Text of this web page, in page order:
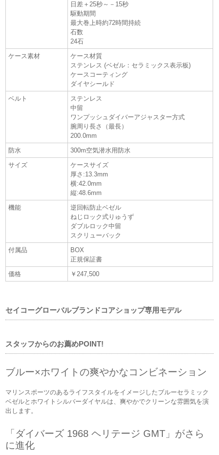
日差＋25秒～－15秒
駆動期間
最大巻上時約72時間持続
石数
24石
ケース素材
ケース材質
ステンレス (ベゼル：セラミックス表示板)
ケースコーティング
ダイヤシールド
ベルト
ステンレス
中留
ワンプッシュダイバーアジャスター方式
腕周り長さ（最長）
200.0mm
防水
300m空気潜水用防水
サイズ
ケースサイズ
厚さ:13.3mm
横:42.0mm
縦:48.6mm
機能
逆回転防止ベゼル
ねじロック式りゅうず
ダブルロック中留
スクリューバック
付属品
BOX
正規保証書
価格
￥247,500
セイコーグローバルブランドコアショップ専用モデル
スタッフからのお薦めPOINT!
ブルー×ホワイトの爽やかなコンビネーション
マリンスポーツのあるライフスタイルをイメージしたブルーセラミック
ベゼルとホワイトシルバーダイヤルは、爽やかでクリーンな雰囲気を演
出します。
「ダイバーズ 1968 ヘリテージ GMT」がさら
に進化